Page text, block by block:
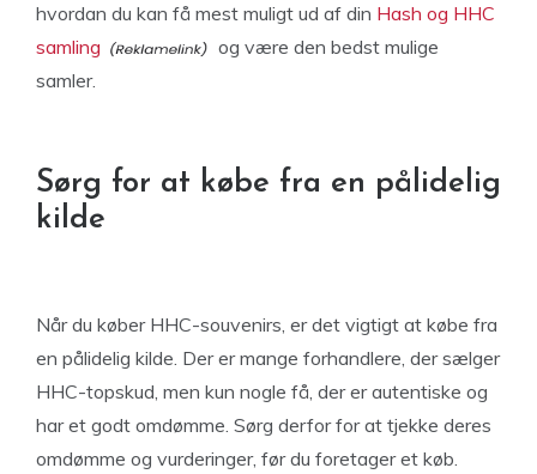
hvordan du kan få mest muligt ud af din Hash og HHC
samling
og være den bedst mulige
samler.
Sørg for at købe fra en pålidelig
kilde
Når du køber HHC-souvenirs, er det vigtigt at købe fra
en pålidelig kilde. Der er mange forhandlere, der sælger
HHC-topskud, men kun nogle få, der er autentiske og
har et godt omdømme. Sørg derfor for at tjekke deres
omdømme og vurderinger, før du foretager et køb.